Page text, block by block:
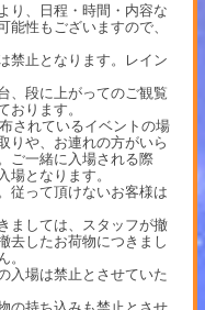
り、日程・時間・内容な
能性もございますので、
禁止となります。レイン
、段に上がってのご観覧
おります。
されているイベントの場
りや、お連れの方がいら
ご一緒に入場される際
場となります。
従って頂けないお客様は
ましては、スタッフが撤
去したお荷物につきまし
。
入場は禁止とさせていた